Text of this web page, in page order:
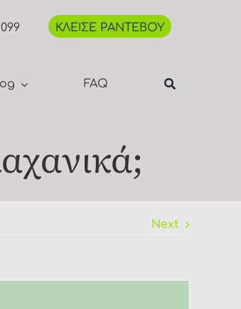
ΚΛΕΙΣΕ ΡΑΝΤΕΒΟΥ
FAQ
Next